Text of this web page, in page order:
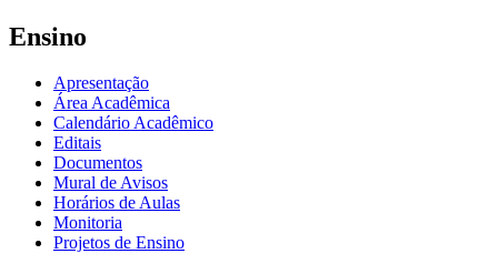
Ensino
Apresentação
Área Acadêmica
Calendário Acadêmico
Editais
Documentos
Mural de Avisos
Horários de Aulas
Monitoria
Projetos de Ensino